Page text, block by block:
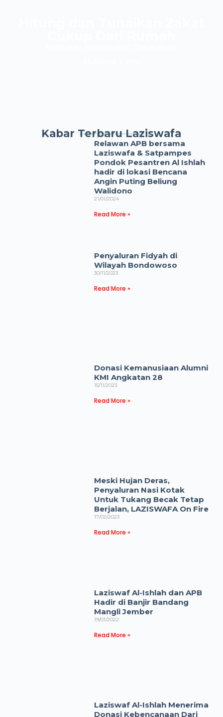
Kabar Terbaru Laziswafa
Relawan APB bersama
Laziswafa & Satpampes
Pondok Pesantren Al Ishlah
hadir di lokasi Bencana
Angin Puting Beliung
Walidono
21/01/2024
Read More »
Penyaluran Fidyah di
Wilayah Bondowoso
30/11/2023
Read More »
Donasi Kemanusiaan Alumni
KMI Angkatan 28
15/11/2023
Read More »
Meski Hujan Deras,
Penyaluran Nasi Kotak
Untuk Tukang Becak Tetap
Berjalan, LAZISWAFA On Fire
17/02/2023
Read More »
Laziswaf Al-Ishlah dan APB
Hadir di Banjir Bandang
Mangli Jember
19/01/2022
Read More »
Laziswaf Al-Ishlah Menerima
Donasi Kebencanaan Dari